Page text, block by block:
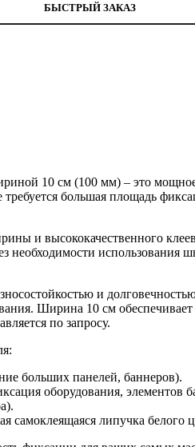
БЫСТРЫЙ ЗАКАЗ
10 см (100 мм) – это
требуется большая площадь
и высококачественного
необходимости
и
Ширина 10 см
по запросу.
больших панелей, баннеров).
оборудования, элементов
самоклеящаяся липучка белого